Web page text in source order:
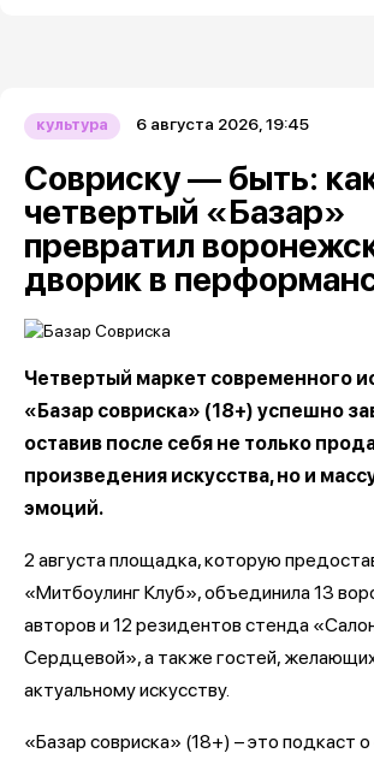
культура 6 августа 2026, 19:45
Совриску — быть:
четвертый «Базар»
превратил
дворик в
Четвертый маркет современного
«Базар совриска» (18+) успешно
оставив после себя не только
произведения искусства, но и
эмоций.
2 августа площадка, которую
«Митбоулинг Клуб», объединила 13
авторов и 12 резидентов стенда
Сердцевой», а также гостей, желающих
актуальному искусству.
«Базар совриска» (18+) – это подкаст